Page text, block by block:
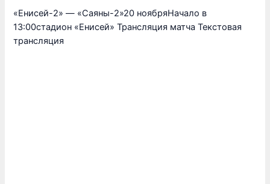
«Енисей-2» — «Саяны-2»20 ноябряНачало в
13:00стадион «Енисей» Трансляция матча Текстовая
трансляция